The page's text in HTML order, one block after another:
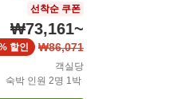
선착순 쿠폰
₩73,161~
₩86,071
할인
객실당
숙박 인원 2명 1박